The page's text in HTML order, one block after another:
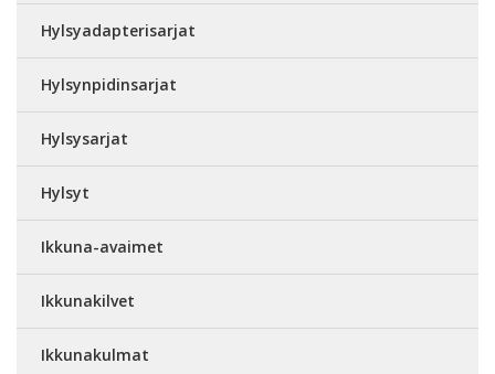
Hylsyadapterisarjat
Hylsynpidinsarjat
Hylsysarjat
Hylsyt
Ikkuna-avaimet
Ikkunakilvet
Ikkunakulmat